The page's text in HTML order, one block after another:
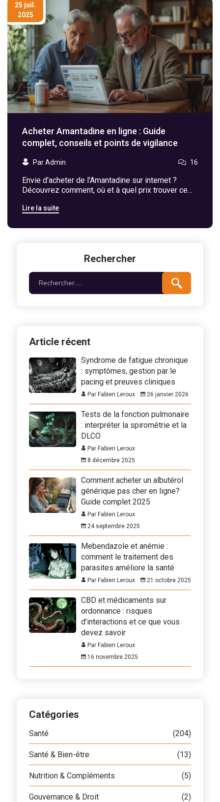
25 juil.
2025
Acheter Amantadine en ligne : Guide
complet, conseils et points de vigilance
Par Admin 16
Envie d'acheter de l'Amantadine sur internet ?
Découvrez comment, où et à quel prix trouver ce
tomber dans les pièges.
Lire la suite
Rechercher
Article récent
Syndrome de fatigue chronique
: symptômes, gestion par le
pacing et preuves cliniques
Par Fabien Leroux 26 janvier 2026
Tests de la fonction pulmonaire
: interpréter la spirométrie et la
DLCO
Par Fabien Leroux
8 décembre 2025
Comment acheter un albutérol
générique pas cher en ligne?
Guide complet 2025
Par Fabien Leroux
24 septembre 2025
Mebendazole et anémie :
comment le traitement des
parasites améliore la santé
Par Fabien Leroux 21 octobre 2025
CBD et médicaments sur
ordonnance : risques
d'interactions et ce que vous
devez savoir
Par Fabien Leroux
16 novembre 2025
Catégories
Santé (204)
Santé & Bien-être (13)
Nutrition & Compléments (5)
Gouvernance & Droit (2)